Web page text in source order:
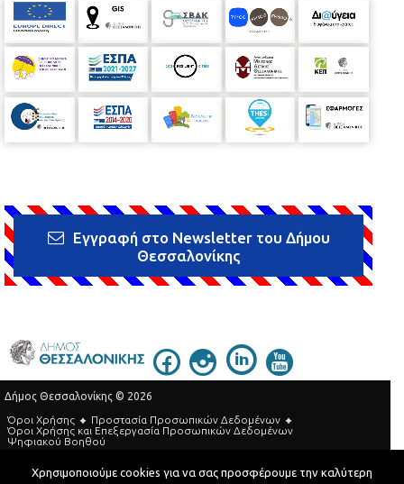
Εγγραφή στο Newsletter του Δήμου
Θεσσαλονίκης
Δήμος Θεσσαλονίκης © 2026
Όροι Χρήσης
Προστασία Προσωπικών Δεδομένων
Όροι Xρήσης και Eπεξεργασία Προσωπικών Δεδομένων
Ψηφιακού Βοηθού
Τηλεφωνικός Κατάλογος
Χρησιμοποιούμε cookies για να σας προσφέρουμε την καλύτερη